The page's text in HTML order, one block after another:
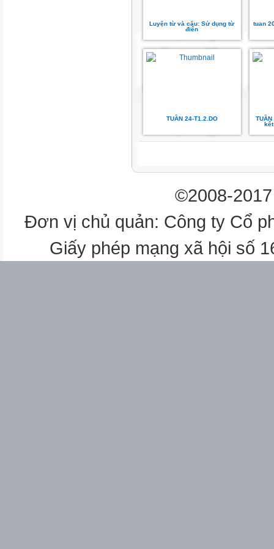
Bóng ném
Quần vợt
Cầu lông
Tiếng Việt
Luyện từ và câu: Sử dụng từ
điển
tuan
TUẦN 24-T1.2.DO
©2008-
Đơn vị chủ quản: Công ty Cổ
Giấy phép mạng xã hội số